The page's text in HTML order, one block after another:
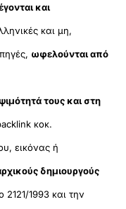
και
και μη,
ωφελούνται από
τους και στη
κοκ.
εικόνας ή
δημιουργούς
1993 και την